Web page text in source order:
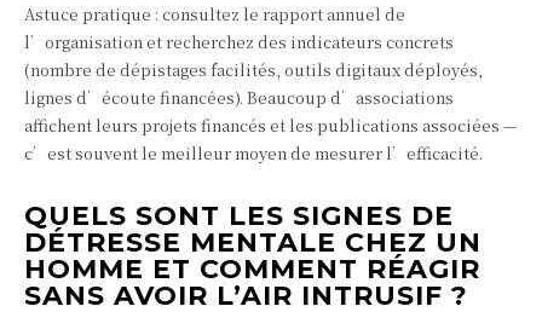
Astuce pratique : consultez le rapport annuel de
l’organisation et recherchez des indicateurs concrets
(nombre de dépistages facilités, outils digitaux déployés,
lignes d’écoute financées). Beaucoup d’associations
affichent leurs projets financés et les publications associées —
c’est souvent le meilleur moyen de mesurer l’efficacité.
QUELS SONT LES SIGNES DE
DÉTRESSE MENTALE CHEZ UN
HOMME ET COMMENT RÉAGIR
SANS AVOIR L’AIR INTRUSIF ?